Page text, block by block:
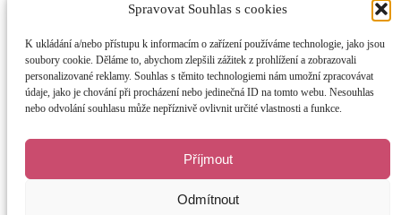
Spravovat Souhlas s cookies
K ukládání a/nebo přístupu k informacím o zařízení používáme technologie, jako jsou
soubory cookie. Děláme to, abychom zlepšili zážitek z prohlížení a zobrazovali
personalizované reklamy. Souhlas s těmito technologiemi nám umožní zpracovávat
údaje, jako je chování při procházení nebo jedinečná ID na tomto webu. Nesouhlas
nebo odvolání souhlasu může nepříznivě ovlivnit určité vlastnosti a funkce.
Příjmout
Odmítnout